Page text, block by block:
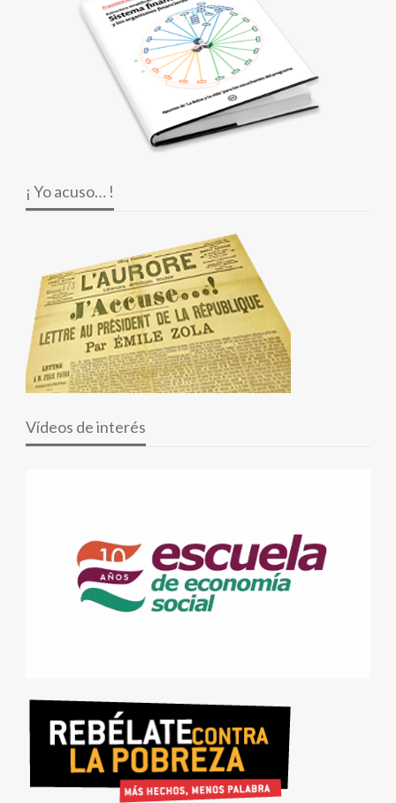
¡ Yo acuso… !
Vídeos de interés